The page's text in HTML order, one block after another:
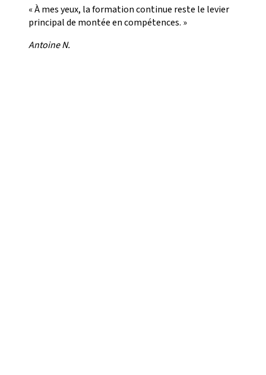
« À mes yeux, la formation continue reste le levier
principal de montée en compétences. »
Antoine N.